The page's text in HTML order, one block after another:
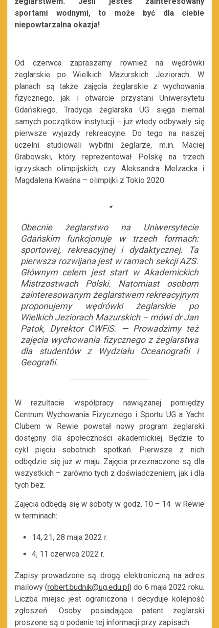
sportami wodnymi, to może być dla ciebie
niepowtarzalna okazja!
Od czerwca zapraszamy również na wędrówki
żeglarskie po Wielkich Mazurskich Jeziorach. W
planach są także zajęcia żeglarskie z wychowania
fizycznego, jak i otwarcie przystani Uniwersytetu
Gdańskiego. Tradycja żeglarska UG sięga niemal
samych początków instytucji – już wtedy odbywały się
pierwsze wyjazdy rekreacyjne. Do tego na naszej
uczelni studiowali wybitni żeglarze, m.in. Maciej
Grabowski, który reprezentował Polskę na trzech
igrzyskach olimpijskich,czy Aleksandra Melzacka i
Magdalena Kwaśna – olimpijki z Tokio 2020.
Obecnie żeglarstwo na Uniwersytecie
Gdańskim funkcjonuje w trzech formach:
sportowej, rekreacyjnej i dydaktycznej. Ta
pierwsza rozwijana jest w ramach sekcjiAZS.
Głównym celem jest start w Akademickich
Mistrzostwach Polski. Natomiast osobom
zainteresowanym żeglarstwem rekreacyjnym
proponujemy wędrówki żeglarskie po
Wielkich Jeziorach Mazurskich – mówi dr Jan
Patok, Dyrektor CWFiS. — Prowadzimy też
zajęcia wychowania fizycznego z żeglarstwa
dla studentów z Wydziału Oceanografii i
Geografii.
W rezultacie współpracy nawiązanej pomiędzy
Centrum Wychowania Fizycznego i Sportu UG a Yacht
Clubem w Rewie powstał nowy program żeglarski
dostępny dla społeczności akademickiej. Będzie to
cykl pięciu sobotnich spotkań. Pierwsze z nich
odbędzie się już w maju. Zajęcia przeznaczone są dla
wszystkich – zarówno tych z doświadczeniem, jak i dla
tych bez.
Zajęcia odbędą się w soboty w godz. 10 – 14 w Rewie
w terminach:
14, 21, 28 maja 2022 r.
4, 11 czerwca 2022 r.
Zapisy prowadzone są drogą elektroniczną na adres
mailowy (robert.budnik@ug.edu.pl) do 6 maja 2022 roku.
Liczba miejsc jest ograniczona i decyduje kolejność
zgłoszeń. Osoby posiadające patent żeglarski
proszone są o podanie tej informacji przy zapisach.